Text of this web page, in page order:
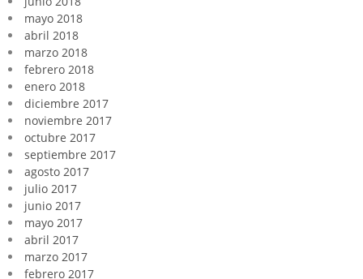
mayo 2018
abril 2018
marzo 2018
febrero 2018
enero 2018
diciembre 2017
noviembre 2017
octubre 2017
septiembre 2017
agosto 2017
julio 2017
junio 2017
mayo 2017
abril 2017
marzo 2017
febrero 2017